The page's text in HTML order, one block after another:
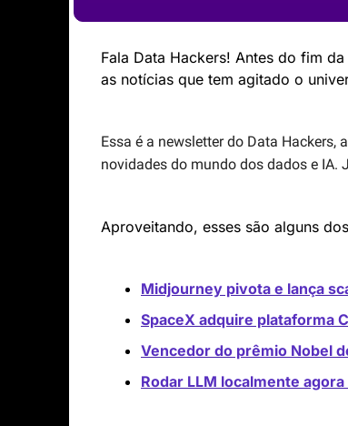
Fala Data Hackers! Antes do fim
as notícias que tem agitado o
Essa é a newsletter do Data
novidades do mundo dos dados e IA.
Aproveitando, esses são alguns
Midjourney pivota e lança
SpaceX adquire plataforma
Vencedor do prêmio Nobel
Rodar LLM localmente agora